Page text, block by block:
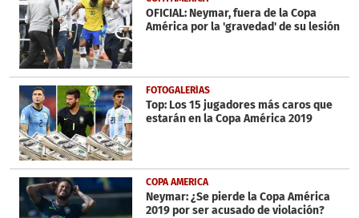
OFICIAL: Neymar, fuera de la Copa
América por la 'gravedad' de su lesión
FOTOGALERÍAS
Top: Los 15 jugadores más caros que
estarán en la Copa América 2019
COPA AMERICA
Neymar: ¿Se pierde la Copa América
2019 por ser acusado de violación?